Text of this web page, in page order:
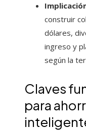
construir
dólares,
ingreso y
según la
Claves
para